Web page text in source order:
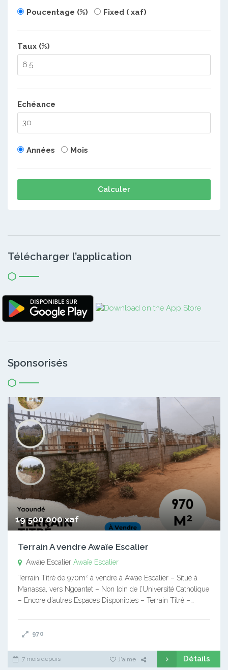
Poucentage (%) Fixed ( xaf)
Taux (%)
Echéance
Années Mois
Calculer
Télécharger l’application
Sponsorisés
19 500 000 xaf
Terrain A vendre Awaïe Escalier
Awaïe Escalier Awaïe Escalier
Terrain Titré de 970m² à vendre à Awae Escalier – Situé à
Manassa, vers Ngoantet – Non loin de l’Université Catholique
– Encore d’autres Espaces Disponibles – Terrain Titré –…
970
7 mois depuis J'aime Détails